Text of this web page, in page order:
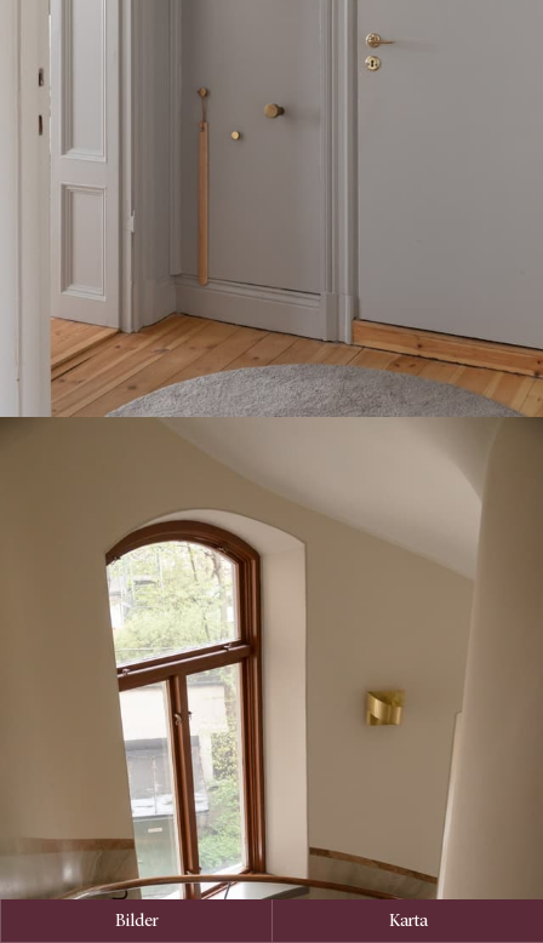
Bilder Karta